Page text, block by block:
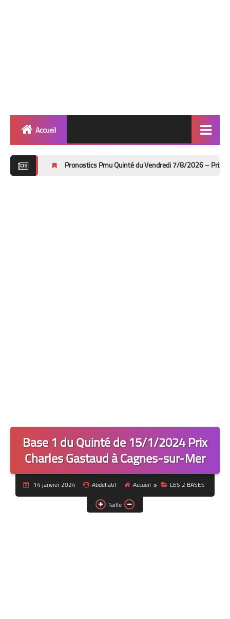
Accueil
Pronostics Pmu Quinté du Vendredi 7/8/2026 – Prix Bruno Coquatrix
Base 1 du Quinté de 15/1/2024 Prix
Charles Gastaud à Cagnes-sur-Mer
14 janvier 2024 Abdellatif Accueil
LES 2 BASES
Taille